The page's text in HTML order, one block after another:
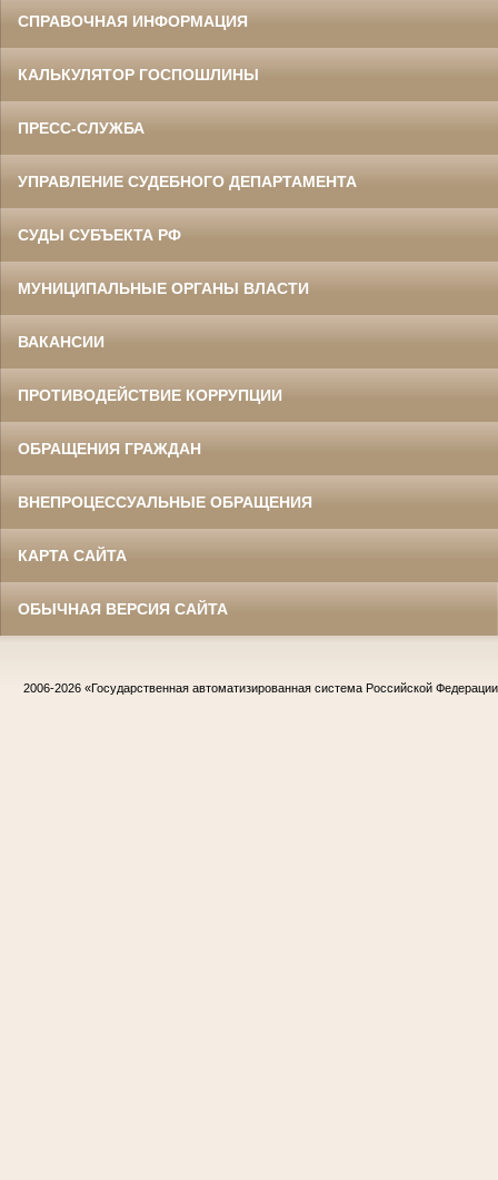
СПРАВОЧНАЯ ИНФОРМАЦИЯ
КАЛЬКУЛЯТОР ГОСПОШЛИНЫ
ПРЕСС-СЛУЖБА
УПРАВЛЕНИЕ СУДЕБНОГО ДЕПАРТАМЕНТА
СУДЫ СУБЪЕКТА РФ
МУНИЦИПАЛЬНЫЕ ОРГАНЫ ВЛАСТИ
ВАКАНСИИ
ПРОТИВОДЕЙСТВИЕ КОРРУПЦИИ
ОБРАЩЕНИЯ ГРАЖДАН
ВНЕПРОЦЕССУАЛЬНЫЕ ОБРАЩЕНИЯ
КАРТА САЙТА
ОБЫЧНАЯ ВЕРСИЯ САЙТА
2006-2026 «Государственная автоматизированная система Российской